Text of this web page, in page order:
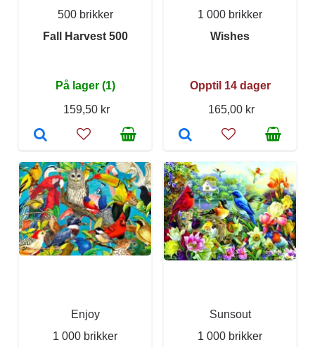
500 brikker
Fall Harvest 500
På lager (1)
159,50 kr
1 000 brikker
Wishes
Opptil 14 dager
165,00 kr
Enjoy
1 000 brikker
Sunsout
1 000 brikker